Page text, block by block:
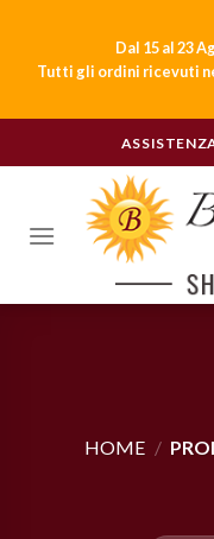
Dal 15 al 23
Tutti gli ordini ricevuti
to
HOME /